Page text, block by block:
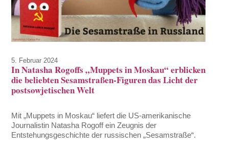
5. Februar 2024
In Natasha Rogoffs „Muppets in Moskau“ erblicken
die beliebten Sesamstraßen-Figuren das Licht der
postsowjetischen Welt
Mit „Muppets in Moskau“ liefert die US-amerikanische
Journalistin Natasha Rogoff ein Zeugnis der
Entstehungsgeschichte der russischen „Sesamstraße“.